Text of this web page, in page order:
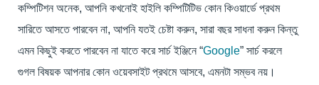
কম্পিটিশন অনেক, আপনি কখনোই হাইলি কম্পিটিটিভ কোন কিওয়ার্ডে প্রথম
সারিতে আসতে পারবেন না, আপনি যতই চেষ্টা করুন, সারা বছর সাধনা করুন কিন্তু
এমন কিছুই করতে পারবেন না যাতে করে সার্চ ইঞ্জিনে “Google” সার্চ করলে
গুগল বিষয়ক আপনার কোন ওয়েবসাইট প্রথমে আসবে, এমনটা সম্ভব নয়।